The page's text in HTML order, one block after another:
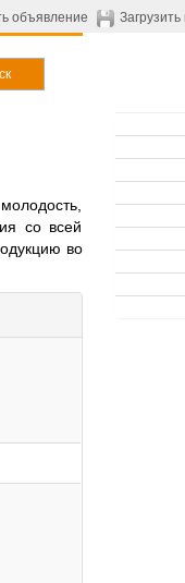
объявление
со всей
во